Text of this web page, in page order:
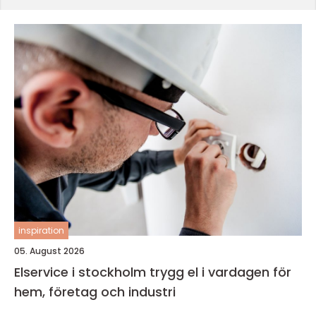
inspiration
05. August 2026
Elservice i stockholm trygg el i vardagen för
hem, företag och industri